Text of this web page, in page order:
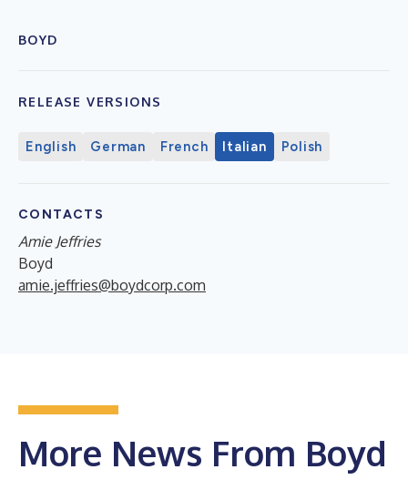
BOYD
RELEASE VERSIONS
English German French Italian Polish
CONTACTS
Amie Jeffries
Boyd
amie.jeffries@boydcorp.com
More News From Boyd